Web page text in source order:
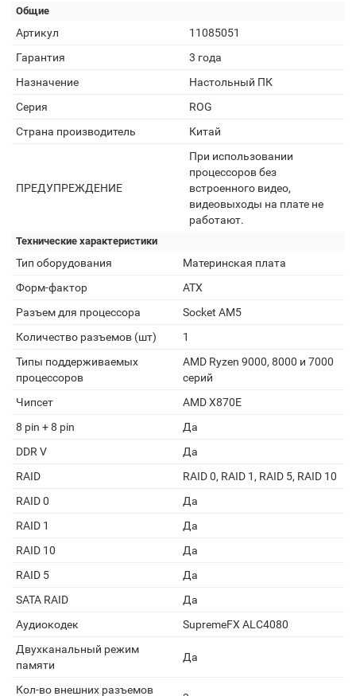
Общие
Артикул
11085051
Гарантия
3 года
Назначение
Настольный ПК
Серия
ROG
Страна производитель
Китай
ПРЕДУПРЕЖДЕНИЕ
При использовании
процессоров без
встроенного видео,
видеовыходы на плате не
работают.
Технические характеристики
Тип оборудования
Материнская плата
Форм-фактор
ATX
Разъем для процессора
Socket AM5
Количество разъемов (шт)
1
Типы поддерживаемых
процессоров
AMD Ryzen 9000, 8000 и 7000
серий
Чипсет
AMD X870E
8 pin + 8 pin
Да
DDR V
Да
RAID
RAID 0, RAID 1, RAID 5, RAID 10
RAID 0
Да
RAID 1
Да
RAID 10
Да
RAID 5
Да
SATA RAID
Да
Аудиокодек
SupremeFX ALC4080
Двухканальный режим
памяти
Да
Кол-во внешних разъемов